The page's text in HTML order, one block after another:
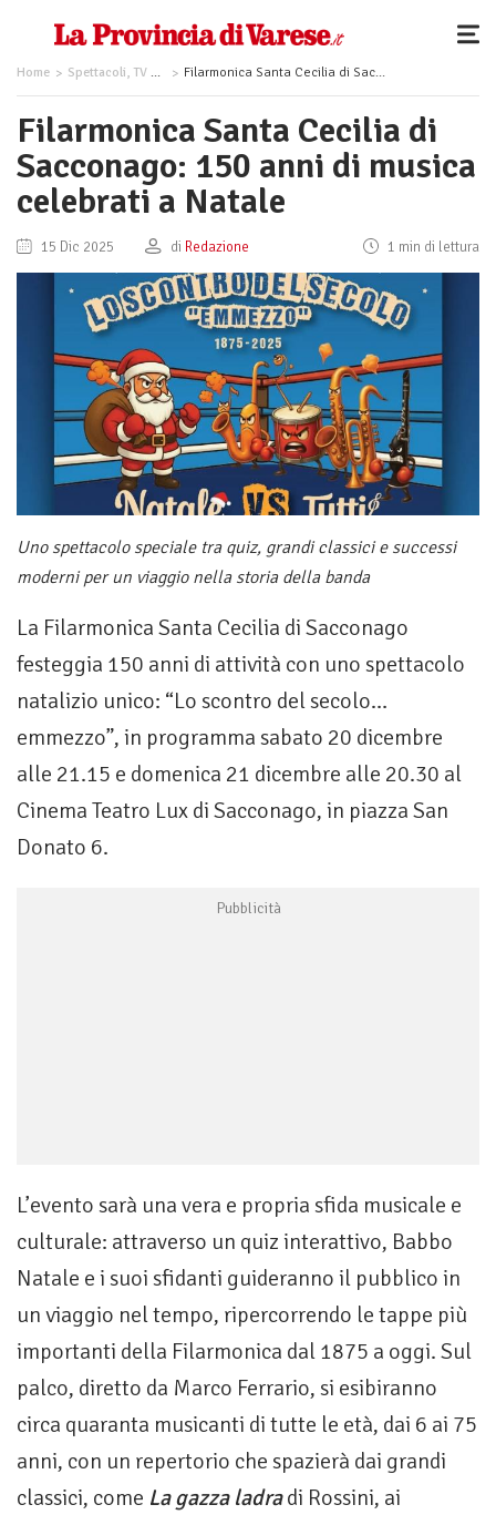
Home Spettacoli, TV e Musica Filarmonica Santa Cecilia di Sacconago: 150 anni di musica celebrati a Natale
Filarmonica Santa Cecilia di
Sacconago: 150 anni di musica
celebrati a Natale
15 Dic 2025 di Redazione 1 min di lettura
Uno spettacolo speciale tra quiz, grandi classici e successi
moderni per un viaggio nella storia della banda
La Filarmonica Santa Cecilia di Sacconago
festeggia 150 anni di attività con uno spettacolo
natalizio unico: “Lo scontro del secolo…
emmezzo”, in programma sabato 20 dicembre
alle 21.15 e domenica 21 dicembre alle 20.30 al
Cinema Teatro Lux di Sacconago, in piazza San
Donato 6.
L’evento sarà una vera e propria sfida musicale e
culturale: attraverso un quiz interattivo, Babbo
Natale e i suoi sfidanti guideranno il pubblico in
un viaggio nel tempo, ripercorrendo le tappe più
importanti della Filarmonica dal 1875 a oggi. Sul
palco, diretto da Marco Ferrario, si esibiranno
circa quaranta musicanti di tutte le età, dai 6 ai 75
anni, con un repertorio che spazierà dai grandi
classici, come La gazza ladradi Rossini, ai